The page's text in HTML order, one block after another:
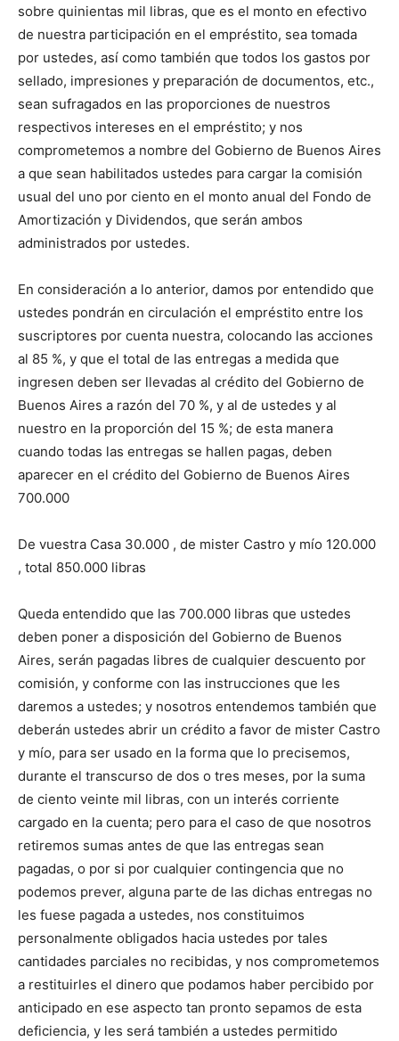
sobre quinientas mil libras, que es el monto en efectivo
de nuestra participación en el empréstito, sea tomada
por ustedes, así como también que todos los gastos por
sellado, impresiones y preparación de documentos, etc.,
sean sufragados en las proporciones de nuestros
respectivos intereses en el empréstito; y nos
comprometemos a nombre del Gobierno de Buenos Aires
a que sean habilitados ustedes para cargar la comisión
usual del uno por ciento en el monto anual del Fondo de
Amortización y Dividendos, que serán ambos
administrados por ustedes.
En consideración a lo anterior, damos por entendido que
ustedes pondrán en circulación el empréstito entre los
suscriptores por cuenta nuestra, colocando las acciones
al 85 %, y que el total de las entregas a medida que
ingresen deben ser llevadas al crédito del Gobierno de
Buenos Aires a razón del 70 %, y al de ustedes y al
nuestro en la proporción del 15 %; de esta manera
cuando todas las entregas se hallen pagas, deben
aparecer en el crédito del Gobierno de Buenos Aires
700.000
De vuestra Casa 30.000 , de mister Castro y mío 120.000
, total 850.000 libras
Queda entendido que las 700.000 libras que ustedes
deben poner a disposición del Gobierno de Buenos
Aires, serán pagadas libres de cualquier descuento por
comisión, y conforme con las instrucciones que les
daremos a ustedes; y nosotros entendemos también que
deberán ustedes abrir un crédito a favor de mister Castro
y mío, para ser usado en la forma que lo precisemos,
durante el transcurso de dos o tres meses, por la suma
de ciento veinte mil libras, con un interés corriente
cargado en la cuenta; pero para el caso de que nosotros
retiremos sumas antes de que las entregas sean
pagadas, o por si por cualquier contingencia que no
podemos prever, alguna parte de las dichas entregas no
les fuese pagada a ustedes, nos constituimos
personalmente obligados hacia ustedes por tales
cantidades parciales no recibidas, y nos comprometemos
a restituirles el dinero que podamos haber percibido por
anticipado en ese aspecto tan pronto sepamos de esta
deficiencia, y les será también a ustedes permitido